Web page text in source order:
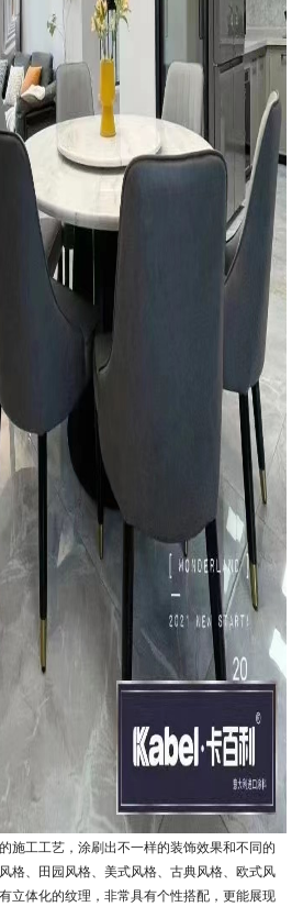
施工工艺，涂刷出不一样的装饰效果和不同的
格、田园风格、美式风格、古典风格、欧式风
立体化的纹理，非常具有个性搭配，更能展现